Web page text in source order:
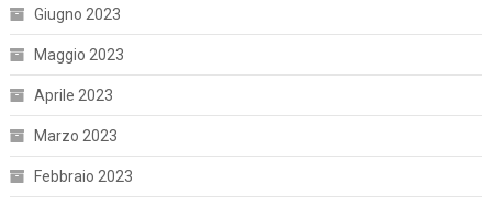
Giugno 2023
Maggio 2023
Aprile 2023
Marzo 2023
Febbraio 2023